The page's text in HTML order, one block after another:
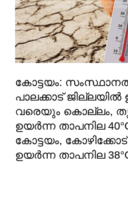
കോട്ടയം:
പാലക്കാട് ജില്ലയിൽ
വരെയും കൊല്ലം,
ഉയർന്ന താപനില
കോട്ടയം,
ഉയർന്ന താപനില